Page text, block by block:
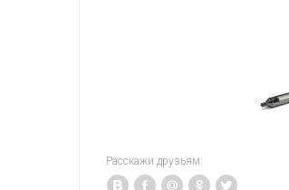
Расскажи друзьям: